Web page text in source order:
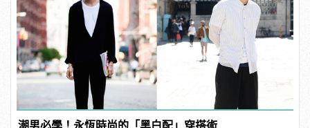
潮男必學！永恆時尚的「黑白配」穿搭術